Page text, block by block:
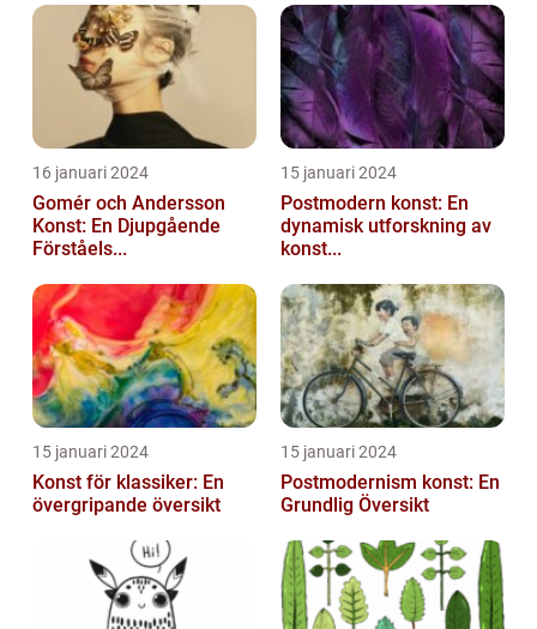
16 januari 2024
Gomér och Andersson
Konst: En Djupgående
Förståels...
15 januari 2024
Postmodern konst: En
dynamisk utforskning av
konst...
15 januari 2024
Konst för klassiker: En
övergripande översikt
15 januari 2024
Postmodernism konst: En
Grundlig Översikt